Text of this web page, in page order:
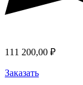
111 200,00 ₽
Заказать